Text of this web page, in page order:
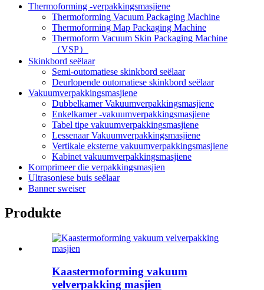
Thermoforming -verpakkingsmasjiene
Thermoforming Vacuum Packaging Machine
Thermoforming Map Packaging Machine
Thermoform Vacuum Skin Packaging Machine
（VSP）
Skinkbord seëlaar
Semi-outomatiese skinkbord seëlaar
Deurlopende outomatiese skinkbord seëlaar
Vakuumverpakkingsmasjiene
Dubbelkamer Vakuumverpakkingsmasjiene
Enkelkamer -vakuumverpakkingsmasjiene
Tabel tipe vakuumverpakkingsmasjiene
Lessenaar Vakuumverpakkingsmasjiene
Vertikale eksterne vakuumverpakkingsmasjiene
Kabinet vakuumverpakkingsmasjiene
Komprimeer die verpakkingsmasjien
Ultrasoniese buis seëlaar
Banner sweiser
Produkte
Kaastermoforming vakuum
velverpakking masjien